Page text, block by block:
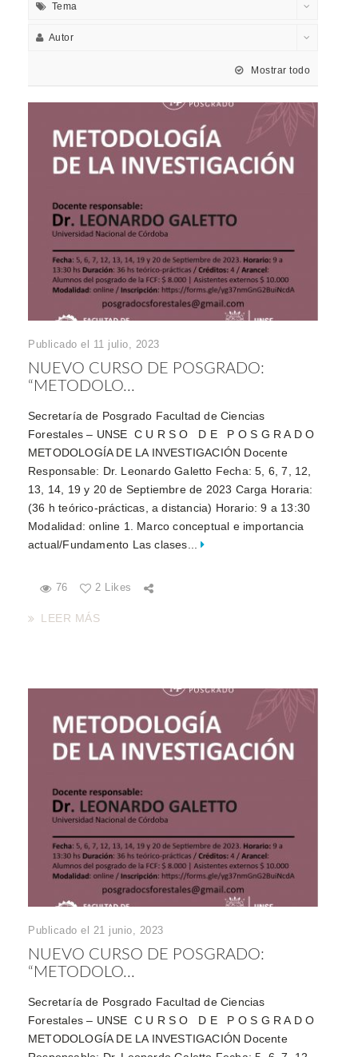
Tema
Autor
Mostrar todo
Publicado el 11 julio, 2023
NUEVO CURSO DE POSGRADO:
“METODOLO...
Secretaría de Posgrado Facultad de Ciencias
Forestales – UNSE C U R S O D E P O S G R A D O
METODOLOGÍA DE LA INVESTIGACIÓN Docente
Responsable: Dr. Leonardo Galetto Fecha: 5, 6, 7, 12,
13, 14, 19 y 20 de Septiembre de 2023 Carga Horaria:
(36 h teórico-prácticas, a distancia) Horario: 9 a 13:30
Modalidad: online 1. Marco conceptual e importancia
actual/Fundamento Las clases...
76 2 Likes
LEER MÁS
Publicado el 21 junio, 2023
NUEVO CURSO DE POSGRADO:
“METODOLO...
Secretaría de Posgrado Facultad de Ciencias
Forestales – UNSE C U R S O D E P O S G R A D O
METODOLOGÍA DE LA INVESTIGACIÓN Docente